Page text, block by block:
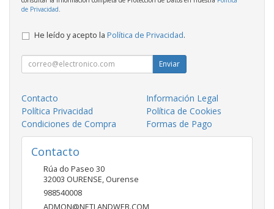
de Privacidad
He leído y acepto la Política de Privacidad.
Enviar
Contacto
Información Legal
Política Privacidad
Política de Cookies
Condiciones de Compra
Formas de Pago
Contacto
Rúa do Paseo 30
32003 OURENSE, Ourense
988540008
ADMON@NETLANDWEB.COM